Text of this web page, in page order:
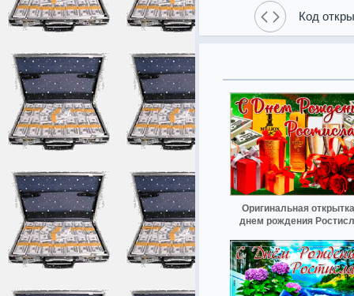
Код
Оригинальная
днем рождения